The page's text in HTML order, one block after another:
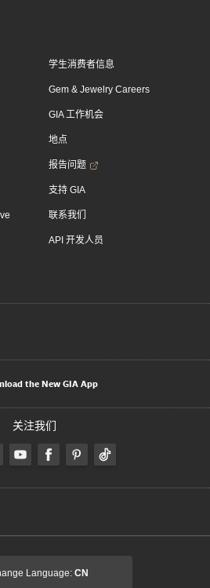
学生消费者信息
Gem & Jewelry Careers
GIA 工作机会
地点
报告问题
支持 GIA
联系我们
API 开发人员
the New GIA App
关注我们
Language: CN